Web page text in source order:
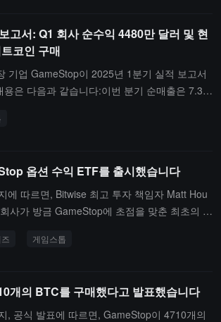
의 가격으로 600 BTC를 추가 매수하여 총 보
도달했습니다. The Smarter Web은 약 2,040만
의 가격으로 196.9 BTC를 추가 매수하여
에 도달했습니다. Blockchain Group은 630
에 도달했습니다.또한, 6월 25일, Gamestop
사모 기반의 추가 작업으로, 총 자금 조달 금
달합니다. GameStop은 이 자금이 일반 기업
라 투자하는 데 사용될 것이라고 밝혔으며, 여
계에 포함된 전 세계 상장 기업(채굴 기업 제
고서: Q1 회사 순수익 4480만 달러 및 현
코인 구매
기업 GameStop이 2025년 1분기 실적 보고서
용은 다음과 같습니다:이번 분기 순매출은 7.32
자산 및 유가증권은 640억 달러이며, 지난해 동
.
옵션 수익 ETF를 출시했습니다
에 따르면, Bitwise 최고 투자 책임자 Matt Hou
사가 방금 GameStop에 초점을 맞춘 최초의 커
하지만 GameStop 주식에 직접 투자하지 않습
게임스톱
개의 BTC를 구매했다고 발표했습니다
, 공식 발표에 따르면, GameStop이 4710개의